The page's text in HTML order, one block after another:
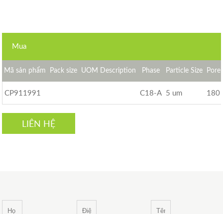
Mua
Mã sản phẩm Pack size UOM Description Phase Particle Size Pore
CP911991 C18-A 5 um 180
LIÊN HỆ